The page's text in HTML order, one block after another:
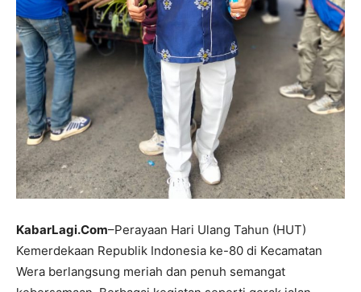
KabarLagi.Com–Perayaan Hari Ulang Tahun (HUT)
Kemerdekaan Republik Indonesia ke-80 di Kecamatan
Wera berlangsung meriah dan penuh semangat